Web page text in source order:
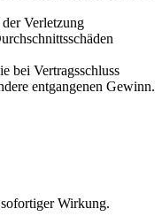
Verletzung
bei Vertragsschluss
entgangenen Gewinn.
Wirkung.